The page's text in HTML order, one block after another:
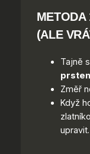
METODA
(ALE
Tajně
Změř
Když
upravit.